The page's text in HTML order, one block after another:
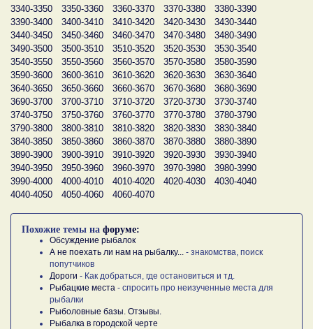
3340-3350
3350-3360 3360-3370 3370-3380
3380-3390
3390-3400
3400-3410 3410-3420 3420-3430
3430-3440
3440-3450
3450-3460 3460-3470 3470-3480
3480-3490
3490-3500
3500-3510 3510-3520 3520-3530
3530-3540
3540-3550
3550-3560 3560-3570 3570-3580
3580-3590
3590-3600
3600-3610 3610-3620 3620-3630
3630-3640
3640-3650
3650-3660 3660-3670 3670-3680
3680-3690
3690-3700
3700-3710 3710-3720 3720-3730
3730-3740
3740-3750
3750-3760 3760-3770 3770-3780
3780-3790
3790-3800
3800-3810 3810-3820 3820-3830
3830-3840
3840-3850
3850-3860 3860-3870 3870-3880
3880-3890
3890-3900
3900-3910 3910-3920 3920-3930
3930-3940
3940-3950
3950-3960 3960-3970 3970-3980
3980-3990
3990-4000
4000-4010 4010-4020 4020-4030
4030-4040
4040-4050
4050-4060 4060-4070
Похожие темы на форуме:
Обсуждение рыбалок
А не поехать ли нам на рыбалку...
- знакомства, поиск
попутчиков
Дороги - Как добраться, где остановиться и тд.
Рыбацкие места - спросить про неизученные места для
рыбалки
Рыболовные базы. Отзывы.
Рыбалка в городской черте